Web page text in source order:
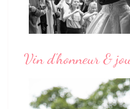
Vin d'honneur &